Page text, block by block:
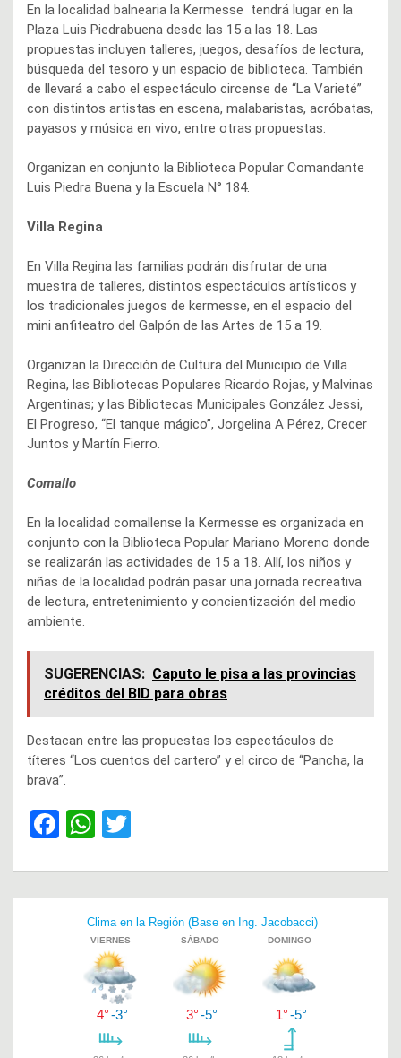
En la localidad balnearia la Kermesse tendrá lugar en la
Plaza Luis Piedrabuena desde las 15 a las 18. Las
propuestas incluyen talleres, juegos, desafíos de lectura,
búsqueda del tesoro y un espacio de biblioteca. También
de llevará a cabo el espectáculo circense de “La Varieté”
con distintos artistas en escena, malabaristas, acróbatas,
payasos y música en vivo, entre otras propuestas.
Organizan en conjunto la Biblioteca Popular Comandante
Luis Piedra Buena y la Escuela N° 184.
Villa Regina
En Villa Regina las familias podrán disfrutar de una
muestra de talleres, distintos espectáculos artísticos y
los tradicionales juegos de kermesse, en el espacio del
mini anfiteatro del Galpón de las Artes de 15 a 19.
Organizan la Dirección de Cultura del Municipio de Villa
Regina, las Bibliotecas Populares Ricardo Rojas, y Malvinas
Argentinas; y las Bibliotecas Municipales González Jessi,
El Progreso, “El tanque mágico”, Jorgelina A Pérez, Crecer
Juntos y Martín Fierro.
Comallo
En la localidad comallense la Kermesse es organizada en
conjunto con la Biblioteca Popular Mariano Moreno donde
se realizarán las actividades de 15 a 18. Allí, los niños y
niñas de la localidad podrán pasar una jornada recreativa
de lectura, entretenimiento y concientización del medio
ambiente.
SUGERENCIAS: Caputo le pisa a las provincias
créditos del BID para obras
Destacan entre las propuestas los espectáculos de
títeres “Los cuentos del cartero” y el circo de “Pancha, la
brava”.
F
ce
W
at
s
A
p
p
tt
er
entradas